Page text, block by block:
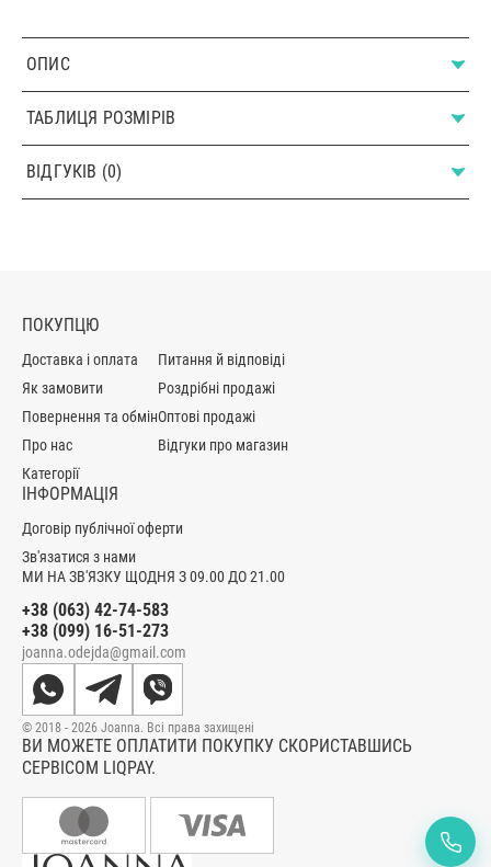
ОПИС
ТАБЛИЦЯ РОЗМІРІВ
ВІДГУКІВ (0)
МИ НА ЗВ'ЯЗКУ ЩОДНЯ З 09.00 ДО 21.00
+38 (063) 42-74-583
+38 (099) 16-51-273
joanna.odejda@gmail.com
ПОКУПЦЮ
Доставка і оплата
Як замовити
Повернення та обмін
Про нас
Категорії
Питання й відповіді
Роздрібні продажі
Оптові продажі
Відгуки про магазин
ІНФОРМАЦІЯ
Договір публічної оферти
Зв'язатися з нами
ВИ МОЖЕТЕ ОПЛАТИТИ ПОКУПКУ СКОРИСТАВШИСЬ
СЕРВІСОМ LIQPAY.
© 2018 - 2026 Joanna. Всі права захищені